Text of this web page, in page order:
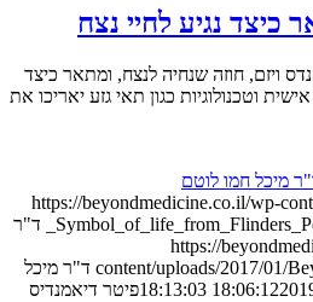
נגיע לחיי נצח
חוזה שנחיה לנצח, ומתאר כיצד
כגון תאי גזע יאריכו את
חמו לוטם
https://beyondmedicine.co.il/
ד"ר
https://
content/uploads/ ד"ר מיכל
פיטר דיאמנדיס